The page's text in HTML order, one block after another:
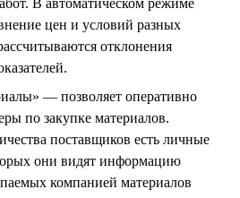
цен и условий разных
отклонения
— позволяет оперативно
по закупке материалов.
поставщиков есть личные
они видят информацию
компанией материалов